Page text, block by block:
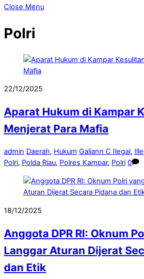
Close Menu
Polri
22/12/2025
Aparat Hukum di Kampar
Menjerat Para Mafia
admin Daerah, Hukum Galiann C Ilegal,
Polri, Polda Riau, Polres Kampar, Polri 0
18/12/2025
Anggota DPR RI: Oknum
Langgar Aturan Dijerat
dan Etik